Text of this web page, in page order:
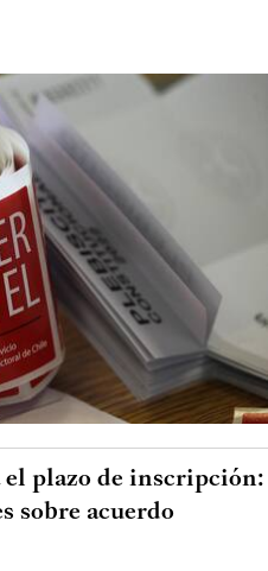
el plazo de inscripción:
sobre acuerdo